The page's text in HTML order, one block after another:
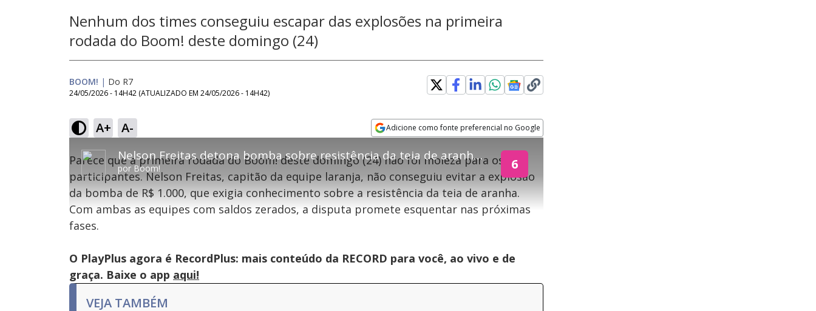
Nenhum dos times conseguiu escapar das explosões na primeira
rodada do Boom! deste domingo (24)
BOOM! | Do R7
24/05/2026 - 14H42 (ATUALIZADO EM 24/05/2026 - 14H42)
A+ A- Adicione como fonte preferencial no Google
a
window.
This
modal
be
by
Escape
key
activating
the
button.
Conteúdo bloqueado
Lamentamos, mas o vídeo que está tentando assisitr é de exibição exclusiva em território brasileiro :-(
Nelson Freitas detona bomba sobre resistência da teia de aranha na primeira tentativa
porBoom! 6
Parece que a primeira rodada do Boom! deste domingo (24) não foi moleza para os
participantes. Nelson Freitas, capitão da equipe laranja, não conseguiu evitar a explosão
da bomba de R$ 1.000, que exigia conhecimento sobre a resistência da teia de aranha.
Com ambas as equipes com saldos zerados, a disputa promete esquentar nas próximas
fases.
O PlayPlus agora é RecordPlus: mais conteúdo da RECORD para você, ao vivo e de
graça. Baixe o app aqui!
VEJA TAMBÉM